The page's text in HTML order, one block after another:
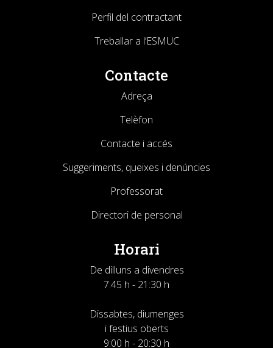
Perfil del contractant
Treballar a l’ESMUC
Contacte
Adreça
Telèfon
Contacte i accés
Suggeriments, queixes i denúncies
Professorat
Directori de personal
Horari
De dilluns a divendres
7:45 h - 21:30 h
Dissabtes, diumenges
i festius oberts
9:00 h - 20:30 h